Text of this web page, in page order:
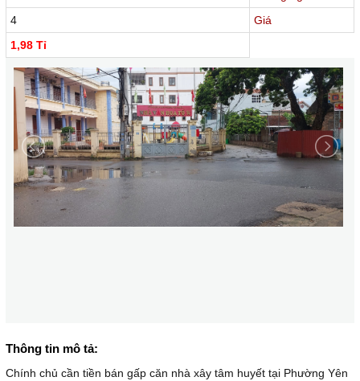
4
Giá
1,98 Tỉ
Thông tin mô tả:
Chính chủ cần tiền bán gấp căn nhà xây tâm huyết tại Phường Yên